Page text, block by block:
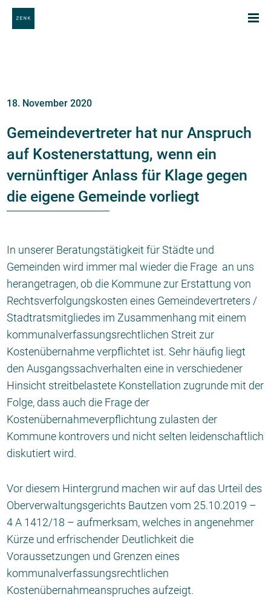
18. November 2020
Gemeindevertreter hat nur Anspruch
auf Kostenerstattung, wenn ein
vernünftiger Anlass für Klage gegen
die eigene Gemeinde vorliegt
In unserer Beratungstätigkeit für Städte und
Gemeinden wird immer mal wieder die Frage an uns
herangetragen, ob die Kommune zur Erstattung von
Rechtsverfolgungskosten eines Gemeindevertreters /
Stadtratsmitgliedes im Zusammenhang mit einem
kommunalverfassungsrechtlichen Streit zur
Kostenübernahme verpflichtet ist. Sehr häufig liegt
den Ausgangssachverhalten eine in verschiedener
Hinsicht streitbelastete Konstellation zugrunde mit der
Folge, dass auch die Frage der
Kostenübernahmeverpflichtung zulasten der
Kommune kontrovers und nicht selten leidenschaftlich
diskutiert wird.
Vor diesem Hintergrund machen wir auf das Urteil des
Oberverwaltungsgerichts Bautzen vom 25.10.2019 –
4 A 1412/18 – aufmerksam, welches in angenehmer
Kürze und erfrischender Deutlichkeit die
Voraussetzungen und Grenzen eines
kommunalverfassungsrechtlichen
Kostenübernahmeanspruches aufzeigt.